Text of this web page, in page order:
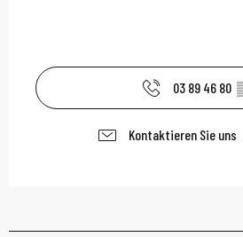
03 89 46 80
Kontaktieren Sie uns